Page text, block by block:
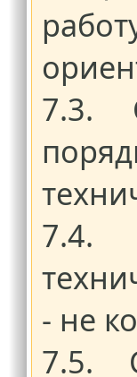
7.3.
7.4.
- не
7.5.